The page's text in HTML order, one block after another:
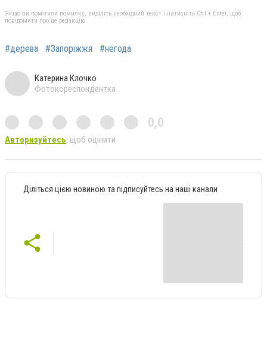
Якщо ви помітили помилку, виділіть необхідний текст і натисніть Ctrl + Enter, щоб
повідомити про це редакцію
#дерева #Запоріжжя #негода
Катерина Клочко
Фотокореспондентка
0,0
Авторизуйтесь, щоб оцінити
Діліться цією новиною та підписуйтесь на наші канали